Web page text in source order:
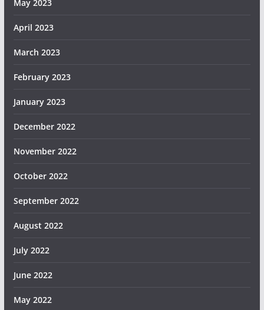
May 2023
April 2023
March 2023
February 2023
January 2023
December 2022
November 2022
October 2022
September 2022
August 2022
July 2022
June 2022
May 2022